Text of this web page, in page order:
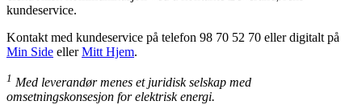
kundeservice.
Kontakt med kundeservice på telefon 98 70 52 70 eller digitalt på
Min Side ellerMitt Hjem.
1 Med leverandør menes et juridisk selskap med
omsetningskonsesjon for elektrisk energi.